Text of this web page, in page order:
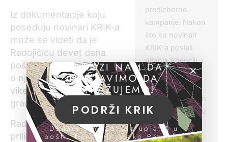
predizborne
kampanje. Nakon
što su novinari
KRIK-a poslali
pitanja Agenciji u
vezi sa
Radojičićevim
stanom i zemljom
koji se nisu videlu
u njegovim
imovinskim
Iz dokumentacije koju
poseduju novinari KRIK-a
može se videti da je
Radojičiću devet dana
pošto je KRIK objavio priču
o njegovoj nelegalnoj
vikendici opština izdala
građevinsku dozvolu.
Radojičić je, kao investitor,
prilikom predaje zahteva
POMOZI NAM DA
NASTAVIMO DA
ISTRAŽUJEMO!
PODRŽI KRIK
Donacije možeš da uplatiš u
pošti, banci ili preko PayPal-a